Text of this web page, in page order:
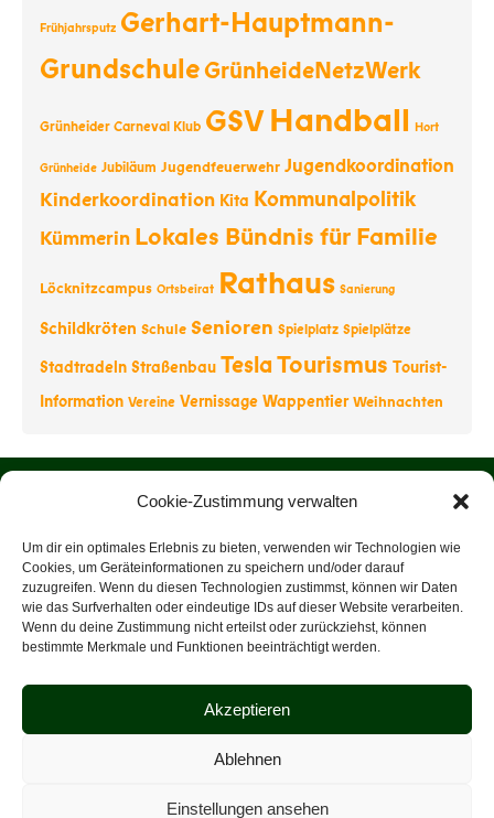
Cookie-Zustimmung verwalten
Um dir ein optimales Erlebnis zu bieten, verwenden wir Technologien wie
Cookies, um Geräteinformationen zu speichern und/oder darauf
zuzugreifen. Wenn du diesen Technologien zustimmst, können wir Daten
wie das Surfverhalten oder eindeutige IDs auf dieser Website verarbeiten.
Wenn du deine Zustimmung nicht erteilst oder zurückziehst, können
bestimmte Merkmale und Funktionen beeinträchtigt werden.
Akzeptieren
Ablehnen
Einstellungen ansehen
Frühjahrsputz Gerhart-Hauptmann-
GrundschuleGrünheideNetzWerk
Grünheider Carneval Klub GSVHandball Hort
Grünheide Jubiläum Jugendfeuerwehr Jugendkoordination
Kinderkoordination Kita Kommunalpolitik
Kümmerin Lokales Bündnis für Familie
Löcknitzcampus Ortsbeirat Rathaus Sanierung
Schildkröten Schule Senioren Spielplatz Spielplätze
Stadtradeln Straßenbau TeslaTourismus Tourist-
Information Vereine Vernissage Wappentier Weihnachten
Über uns
Rathaus
Tourist-Information
Veranstaltungen
Datenschutz